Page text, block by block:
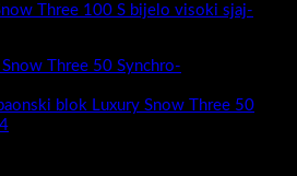
Three 100 S bijelo visoki sjaj-